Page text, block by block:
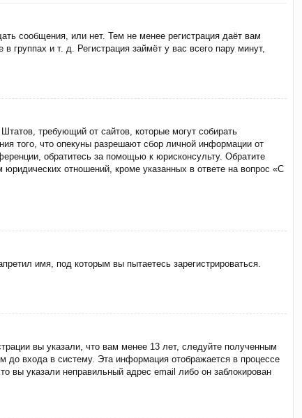
сообщения, или нет. Тем не менее регистрация даёт вам
и т. д. Регистрация займёт у вас всего пару минут,
требующий от сайтов, которые могут собирать
того, что опекуны разрешают сбор личной информации от
обратитесь за помощью к юрисконсульту. Обратите
отношений, кроме указанных в ответе на вопрос «С
имя, под которым вы пытаетесь зарегистрироваться.
вы указали, что вам менее 13 лет, следуйте полученным
до входа в систему. Эта информация отображается в процессе
вы указали неправильный адрес email либо он заблокирован